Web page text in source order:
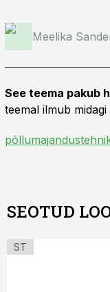
Meelika
See teema pakub
teemal ilmub
SEOTUD
ST